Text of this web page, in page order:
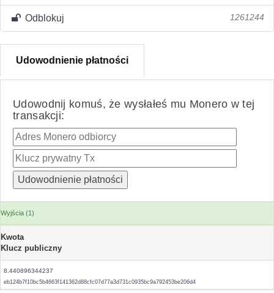
Odblokuj 1261244
Udowodnienie płatności
Udowodnij komuś, że wysłałeś mu Monero w tej
transakcji:
Wyjścia (1)
Kwota
Klucz publiczny
8.440896344237
eb124b7f10bc5b4663f141362d88cfc07d77a3d731c0935bc9a792453be206d4